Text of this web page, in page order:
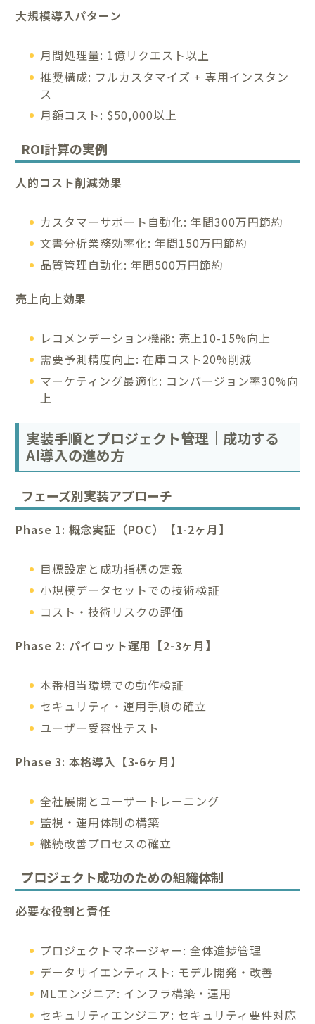
大規模導入パターン
月間処理量: 1億リクエスト以上
推奨構成: フルカスタマイズ + 専用インスタン
ス
月額コスト: $50,000以上
ROI計算の実例
人的コスト削減効果
カスタマーサポート自動化: 年間300万円節約
文書分析業務効率化: 年間150万円節約
品質管理自動化: 年間500万円節約
売上向上効果
レコメンデーション機能: 売上10-15%向上
需要予測精度向上: 在庫コスト20%削減
マーケティング最適化: コンバージョン率30%向
上
実装手順とプロジェクト管理｜成功する
AI導入の進め方
フェーズ別実装アプローチ
Phase 1: 概念実証（POC）【1-2ヶ月】
目標設定と成功指標の定義
小規模データセットでの技術検証
コスト・技術リスクの評価
Phase 2: パイロット運用【2-3ヶ月】
本番相当環境での動作検証
セキュリティ・運用手順の確立
ユーザー受容性テスト
Phase 3: 本格導入【3-6ヶ月】
全社展開とユーザートレーニング
監視・運用体制の構築
継続改善プロセスの確立
プロジェクト成功のための組織体制
必要な役割と責任
プロジェクトマネージャー: 全体進捗管理
データサイエンティスト: モデル開発・改善
MLエンジニア: インフラ構築・運用
セキュリティエンジニア: セキュリティ要件対応